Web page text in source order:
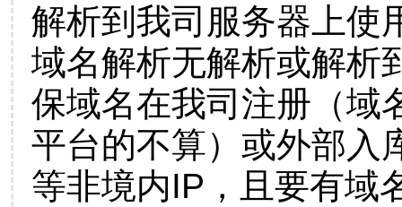
解析到我司服务器上使
域名解析无解析或解析
保域名在我司注册（域
平台的不算）或外部入
等非境内IP，且要有域